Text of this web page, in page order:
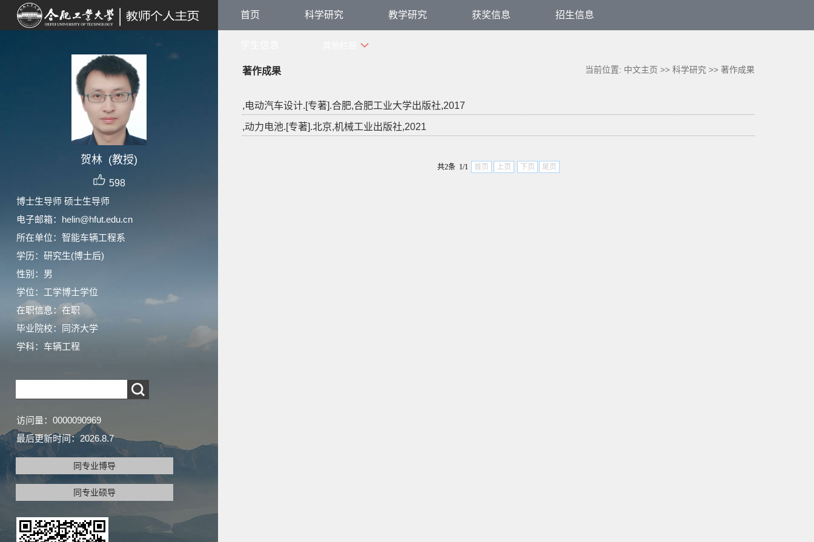
贺林 (教授)
598
博士生导师 硕士生导师
电子邮箱： helin@hfut.edu.cn
所在单位：智能车辆工程系
学历：研究生(博士后)
性别：男
学位：工学博士学位
在职信息：在职
毕业院校：同济大学
学科：车辆工程
访问量： 0000090969
最后更新时间： 2026.8.7
同专业博导
同专业硕导
首页 科学研究 教学研究 获奖信息 招生信息
著作成果 当前位置: 中文主页 >>科学研究 >>著作成果
,电动汽车设计.[专著].合肥,合肥工业大学出版社,2017
,动力电池.[专著].北京,机械工业出版社,2021
共2条 1/1 首页 上页 下页 尾页